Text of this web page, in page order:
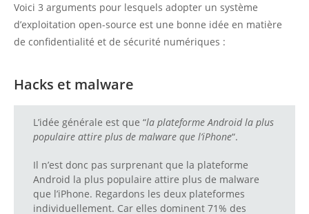
Voici 3 arguments pour lesquels adopter un système
d’exploitation open-source est une bonne idée en matière
de confidentialité et de sécurité numériques :
Hacks et malware
L’idée générale est que “la plateforme Android la plus
populaire attire plus de malware que l’iPhone“.
Il n’est donc pas surprenant que la plateforme
Android la plus populaire attire plus de malware
que l’iPhone. Regardons les deux plateformes
individuellement. Car elles dominent 71% des